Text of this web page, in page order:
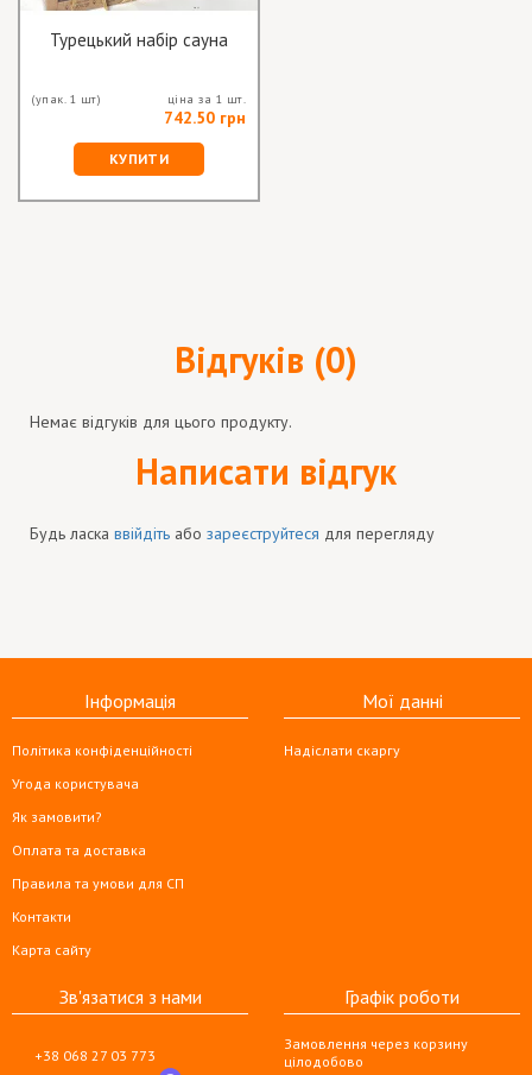
Турецький набір сауна
(упак. 1 шт) ціна за 1 шт.
742.50 грн
КУПИТИ
Відгуків (0)
Немає відгуків для цього продукту.
Написати відгук
Будь ласка ввійдіть або зареєструйтеся для перегляду
Інформація
Політика конфіденційності
Угода користувача
Як замовити?
Оплата та доставка
Правила та умови для СП
Контакти
Карта сайту
Мої данні
Надіслати скаргу
Зв'язатися з нами
+38 068 27 03 773
Графік роботи
Замовлення через корзину
цілодобово